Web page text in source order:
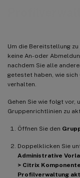
Um die Bereitstellung
keine An- oder
nachdem Sie alle
getestet haben, wie
verhalten.
Gehen Sie wie folgt vor,
Gruppenrichtlinien zu
Öffnen Sie den
Doppelklicken Sie
Administrative
> Citrix
Profilverwaltung